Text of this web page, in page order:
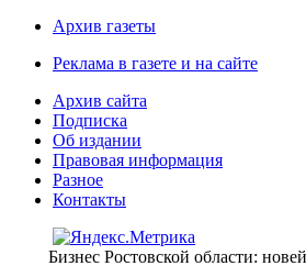
Архив газеты
Реклама в газете и на сайте
Архив сайта
Подписка
Об издании
Правовая информация
Разное
Контакты
Бизнес Ростовской области: